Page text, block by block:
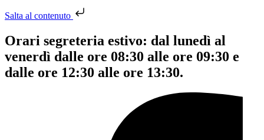
Salta al contenuto
Orari segreteria estivo: dal lunedì al
venerdì dalle ore 08:30 alle ore 09:30 e
dalle ore 12:30 alle ore 13:30.